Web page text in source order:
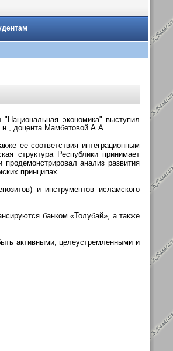
экономика" выступил
доцента Мамбетовой А.А.
ее соответствия интеграционным
структура Республики принимает
анализ развития
принципах.
и инструментов исламского
банком «Толубай», а также
активными, целеустремленными и